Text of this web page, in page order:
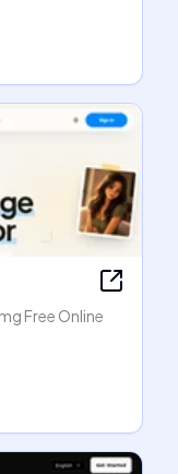
Free Online